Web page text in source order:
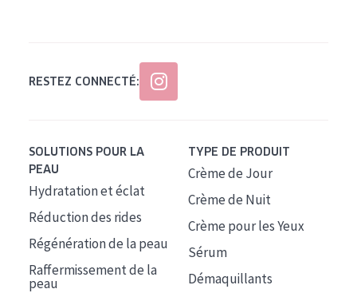
RESTEZ CONNECTÉ:
SOLUTIONS POUR LA
PEAU
Hydratation et éclat
Réduction des rides
Régénération de la peau
Raffermissement de la
peau
TYPE DE PRODUIT
Crème de Jour
Crème de Nuit
Crème pour les Yeux
Sérum
Démaquillants